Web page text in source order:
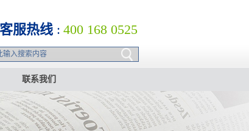
客服热线 : 400 168 0525
联系我们